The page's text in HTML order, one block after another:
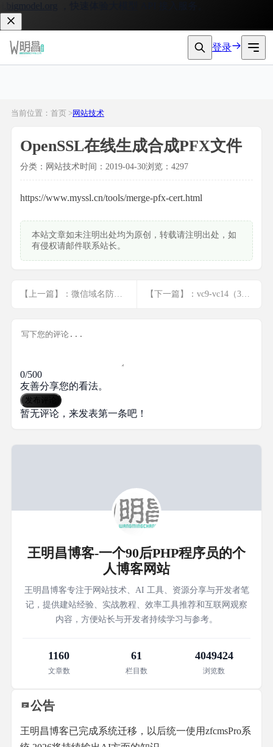
登录
当前位置：首页 >网站技术
OpenSSL在线生成合成PFX文件
分类：网站技术时间：2019-04-30浏览：4297
https://www.myssl.cn/tools/merge-pfx-cert.html
本站文章如未注明出处均为原创，转载请注明出处，如
有侵权请邮件联系站长。
【上一篇】：微信域名防封解析(基础版) 【下一篇】：vc9-vc14（32+64位）运行库合集
0/500
友善分享您的看法。
发布评论
暂无评论，来发表第一条吧！
王明昌博客-一个90后PHP程序员的个
人博客网站
王明昌博客专注于网站技术、AI 工具、资源分享与开发者笔
记，提供建站经验、实战教程、效率工具推荐和互联网观察
内容，方便站长与开发者持续学习与参考。
1160
文章数
61
栏目数
4049424
浏览数
公告
王明昌博客已完成系统迁移，以后统一使用zfcmsPro系